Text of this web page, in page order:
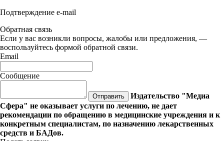
Подтверждение e-mail
Обратная связь
Если у вас возникли вопросы, жалобы или предложения, —
воспользуйтесь формой обратной связи.
Email
Сообщение
Отправить
Издательство "Медиа
Сфера" не оказывает услуги по лечению, не дает
рекомендации по обращению в медицинские учреждения и к
конкретным специалистам, по назначению лекарственных
средств и БАДов.